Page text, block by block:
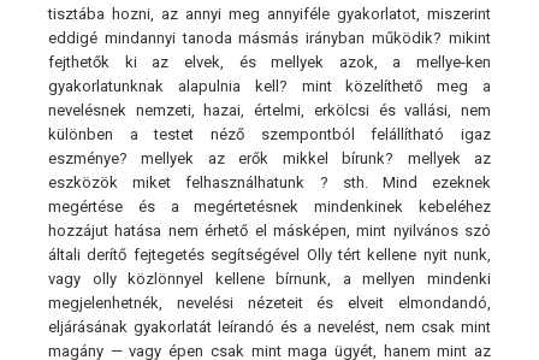
tisztába hozni, az annyi meg annyiféle gyakorlatot, miszerint
eddigé mindannyi tanoda másmás irányban működik? mikint
fejthetők ki az elvek, és mellyek azok, a mellye-ken
gyakorlatunknak alapulnia kell? mint közelíthető meg a
nevelésnek nemzeti, hazai, értelmi, erkölcsi és vallási, nem
különben a testet néző szempontból felállítható igaz
eszménye? mellyek az erők mikkel bírunk? mellyek az
eszközök miket felhasználhatunk ? sth. Mind ezeknek
megértése és a megértetésnek mindenkinek kebeléhez
hozzájut hatása nem érhető el másképen, mint nyilvános szó
általi derítő fejtegetés segítségével Olly tért kellene nyit nunk,
vagy olly közlönnyel kellene bírnunk, a mellyen mindenki
megjelenhetnék, nevelési nézeteit és elveit elmondandó,
eljárásának gyakorlatát leírandó és a nevelést, nem csak mint
magány — vagy épen csak mint maga ügyét, hanem mint az